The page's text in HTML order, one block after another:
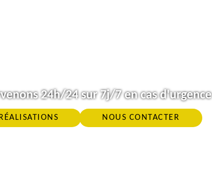
24h/24 sur 7j/7 en cas d'urgence
NOUS CONTACTER